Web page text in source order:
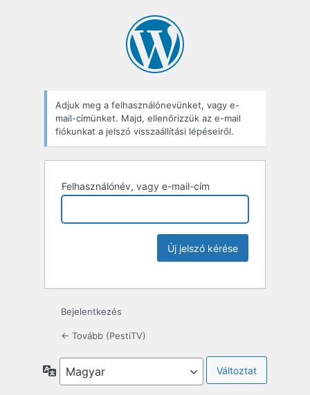
Adjuk meg a felhasználónevünket, vagy e-
mail-címünket. Majd, ellenőrizzük az e-mail
fiókunkat a jelszó visszaállítási lépéseiről.
Felhasználónév, vagy e-mail-cím
Bejelentkezés
← Tovább (PestiTV)
Nyelv